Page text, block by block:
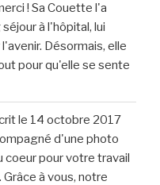
! Sa Couette l'a
à l'hôpital, lui
Désormais, elle
pour qu'elle se sente
le 14 octobre 2017
d'une photo
coeur pour votre travail
à vous, notre